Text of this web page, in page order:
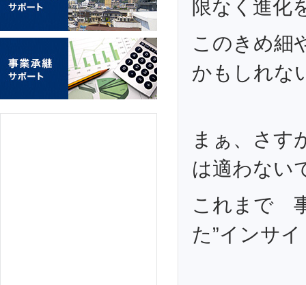
限なく進化
このきめ細
かもしれな
まぁ、さす
は適わない
これまで
た”インサ